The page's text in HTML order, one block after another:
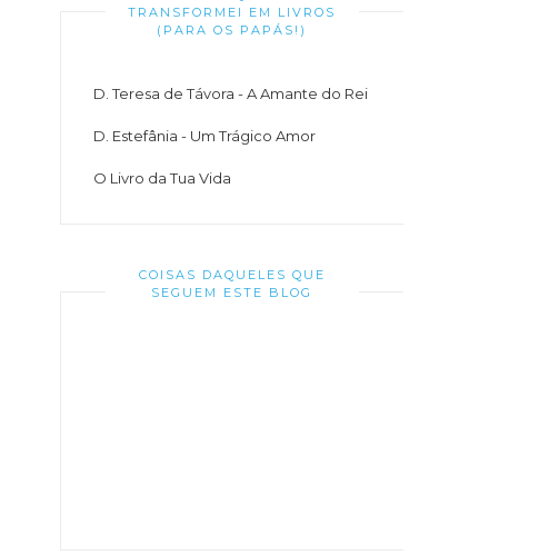
TRANSFORMEI EM LIVROS
(PARA OS PAPÁS!)
D. Teresa de Távora - A Amante do Rei
D. Estefânia - Um Trágico Amor
O Livro da Tua Vida
COISAS DAQUELES QUE
SEGUEM ESTE BLOG